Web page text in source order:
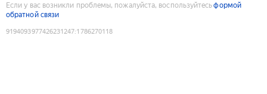
Если у вас возникли проблемы, пожалуйста, воспользуйтесьформой
обратной связи
9194093977426231247:1786270118